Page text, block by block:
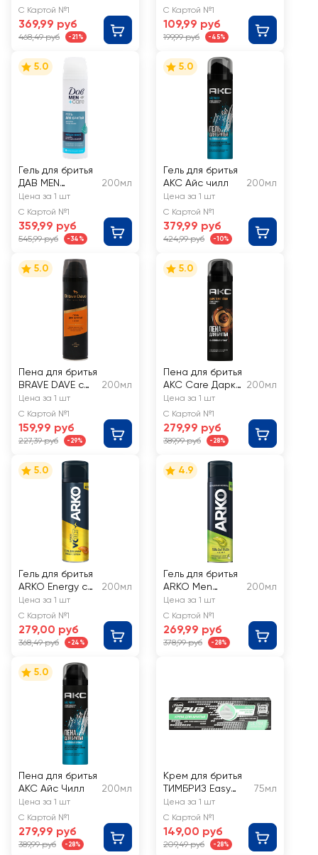
Цитрусовый
аромат
охлаждающий,
успокаивающий
С Картой №1
369,99 руб
468,49 руб -21%
Effect
С Картой №1
109,99 руб
199,99 руб -45%
5.0
Гель для бритья
ДАВ MEN
Увлажняющий
200мл
Цена за 1 шт
С Картой №1
359,99 руб
545,99 руб -34%
5.0
Гель для бритья
AKC Айс чилл
200мл
Цена за 1 шт
С Картой №1
379,99 руб
424,99 руб -10%
5.0
Пена для бритья
BRAVE DAVE с
углем
200мл
Цена за 1 шт
С Картой №1
159,99 руб
227,39 руб -29%
5.0
Пена для бритья
AKC Care Дарк
Темптейшн
200мл
Цена за 1 шт
С Картой №1
279,99 руб
389,99 руб -28%
5.0
Гель для бритья
ARKO Energy с
таурином
200мл
Цена за 1 шт
С Картой №1
279,00 руб
368,49 руб -24%
4.9
Гель для бритья
ARKO Men
Soothing hemp
200мл
Цена за 1 шт
С Картой №1
269,99 руб
378,99 руб -28%
5.0
Пена для бритья
АКС Айс Чилл
200мл
Цена за 1 шт
С Картой №1
279,99 руб
389,99 руб -28%
Крем для бритья
ТИМБРИЗ Easy
Glide complex
для
чувствительной
кожи
75мл
Цена за 1 шт
С Картой №1
149,00 руб
209,49 руб -28%